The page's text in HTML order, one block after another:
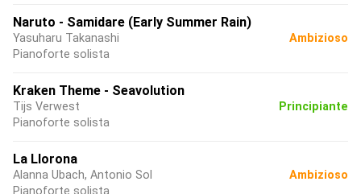
Naruto - Samidare (Early Summer Rain)
Yasuharu Takanashi
Pianoforte solista
Ambizioso
Kraken Theme - Seavolution
Tijs Verwest
Pianoforte solista
Principiante
La Llorona
Alanna Ubach, Antonio Sol
Pianoforte solista
Ambizioso